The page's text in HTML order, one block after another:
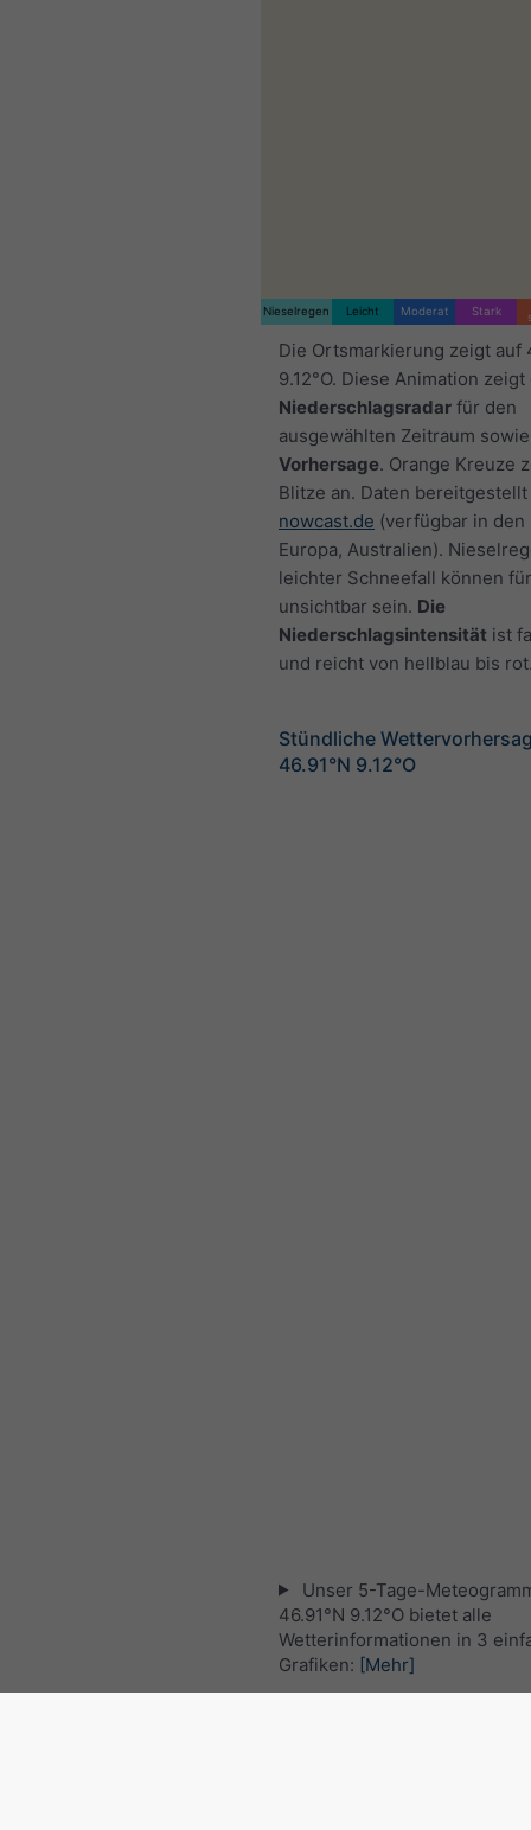
Nieselregen Leicht Moderat Stark
Die Ortsmarkierung zeigt auf
9.12°O. Diese Animation zeigt
Niederschlagsradar für den
ausgewählten Zeitraum
Vorhersage. Orange Kreuze
Blitze an. Daten
nowcast.de (verfügbar in den
Europa, Australien).
leichter Schneefall können
unsichtbar sein. Die
Niederschlagsintensität ist
und reicht von hellblau bis
Stündliche
46.91°N 9.12°O
Unser 5-Tage-
46.91°N 9.12°O bietet alle
Wetterinformationen in 3
Grafiken: [Mehr]